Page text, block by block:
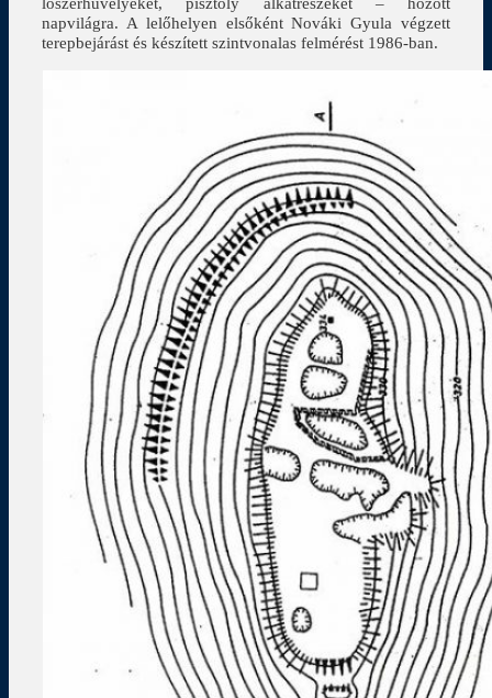
napvilágra. A lelőhelyen elsőként Nováki Gyula végzett
terepbejárást és készített szintvonalas felmérést 1986-ban.